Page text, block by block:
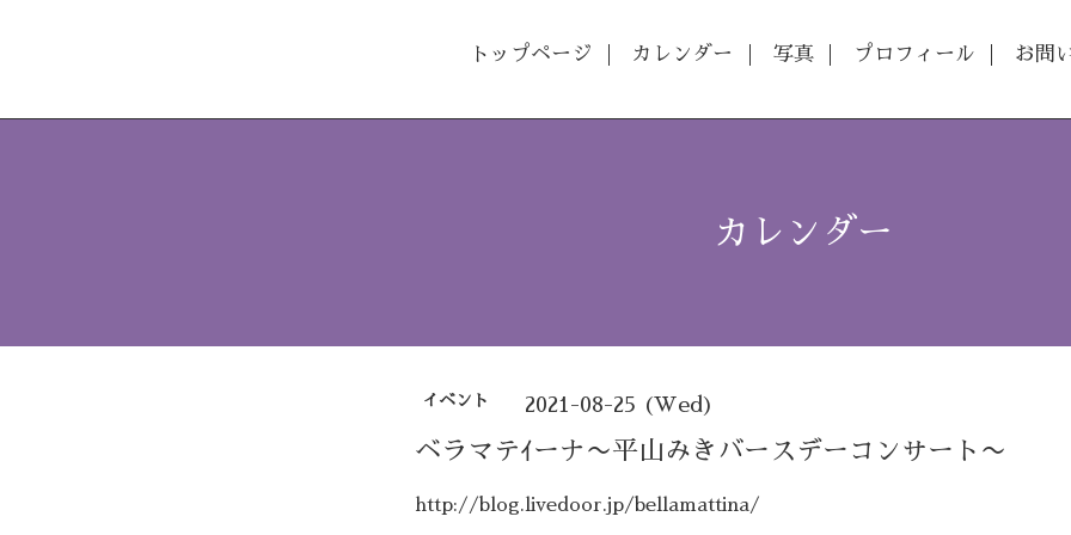
トップページ カレンダー 写真 プロフィール お問
カレンダー
イベント 2021-08-25 (Wed)
ベラマテｲーナ〜平山みきバースデーコンサート〜
http://blog.livedoor.jp/bellamattina/